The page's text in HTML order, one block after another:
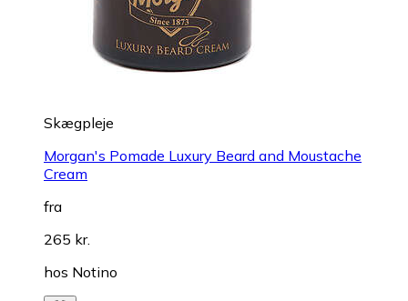
Skægpleje
Morgan's Pomade Luxury Beard and Moustache
Cream
fra
265 kr.
hos Notino